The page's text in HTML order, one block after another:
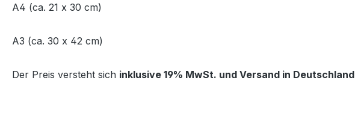
A4 (ca. 21 x 30 cm)
A3 (ca. 30 x 42 cm)
Der Preis versteht sich inklusive 19% MwSt. und Versand in Deutschland